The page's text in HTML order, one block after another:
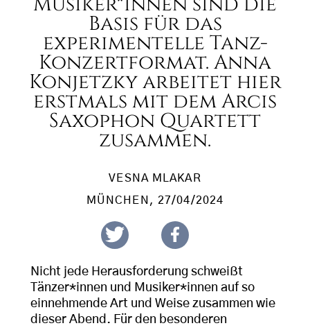
Basis für das
experimentelle Tanz-
Konzertformat. Anna
Konjetzky arbeitet hier
erstmals mit dem Arcis
Saxophon Quartett
zusammen.
VESNA MLAKAR
MÜNCHEN , 27/04/2024
Nicht jede Herausforderung schweißt
Tänzer*innen und Musiker*innen auf so
einnehmende Art und Weise zusammen wie
dieser Abend. Für den besonderen